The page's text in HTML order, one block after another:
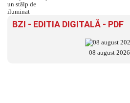
BZI - EDITIA DIGITALĂ - PDF
08 august 2026